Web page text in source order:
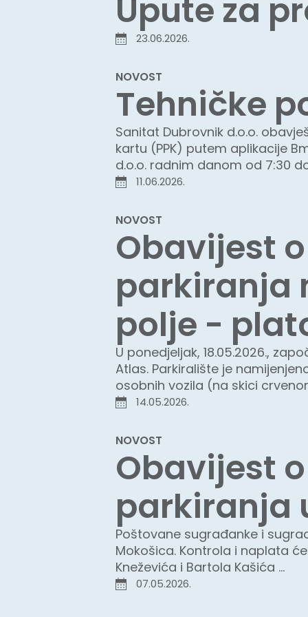
Upute za
23.06.2026.
NOVOST
Tehničke
Sanitat Dubrovnik d.o.o.
kartu (PPK) putem aplikacije
d.o.o. radnim danom od 7:30
11.06.2026.
NOVOST
Obavijest
parkiranja
polje -
U ponedjeljak, 18.05.2026.,
Atlas. Parkiralište je
osobnih vozila (na skici
14.05.2026.
NOVOST
Obavijest
parkiranja
Poštovane sugrađanke i
Mokošica. Kontrola i naplata
Kneževića i Bartola Kašića ...
07.05.2026.